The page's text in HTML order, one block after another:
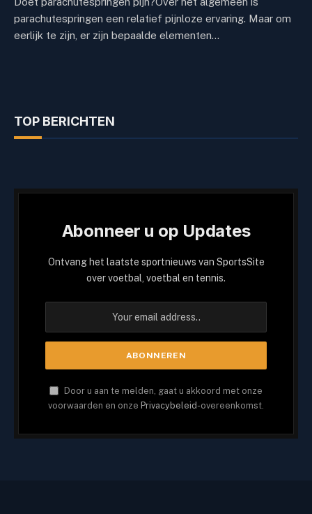
parachutespringen een relatief pijnloze ervaring. Maar om
eerlijk te zijn, er zijn bepaalde elementen…
TOP BERICHTEN
Abonneer u op Updates
Ontvang het laatste sportnieuws van SportsSite
over voetbal, voetbal en tennis.
Door u aan te melden, gaat u akkoord met onze
voorwaarden en onze Privacybeleid-overeenkomst.